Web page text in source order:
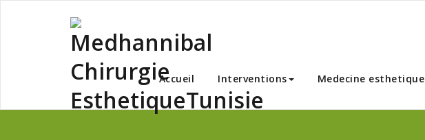
Accueil Interventions Medecine esthetique